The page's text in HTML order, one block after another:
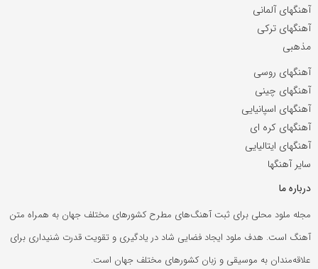
آهنگهای آلمانی
آهنگهای ترکی
مذهبی
آهنگهای روسی
آهنگهای چینی
آهنگهای اسپانیایی
آهنگهای کره ای
آهنگهای ایتالیایی
سایر آهنگها
درباره ما
مجله ملود محلی برای ثبت آهنگ‌های مطرح کشورهای مختلف جهان به همراه متن
آهنگ است. هدف ملود ایجاد فضایی شاد در یادگیری و تقویت قدرت شنیداری برای
علاقه‌مندان به موسیقی و زبان کشورهای مختلف جهان است.